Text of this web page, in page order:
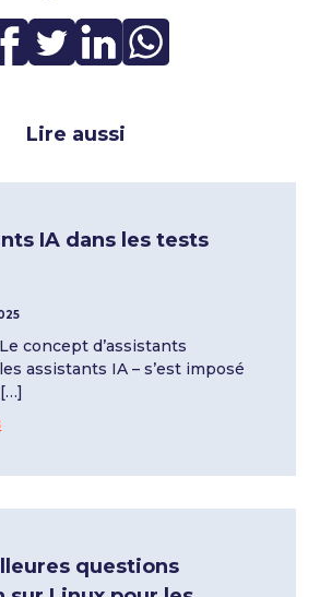
Lire aussi
IA dans les tests
concept d’assistants
assistants IA – s’est imposé
questions